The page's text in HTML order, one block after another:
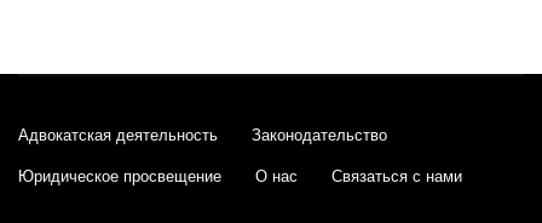
В Азербайджанской Армии отмечен
Адвокатская деятельность Законодательство
Юридическое просвещение О нас Связаться с нами